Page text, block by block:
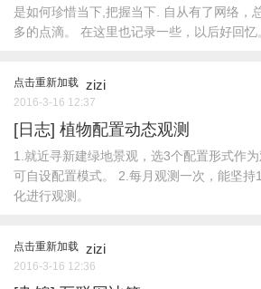
是如何珍惜当下,把握当下. 自从有了网络，
多的点滴。 在这里也记录一些，以后好回忆
点击重新加载 zizi
2016-3-16 12:37
[日志] 植物配置动态观测
1.就近寻新建绿地景观，选3个配置形式作为
可自设配置模式。 2.每月观测一次，能坚
化进行观测。
点击重新加载 zizi
2016-3-16 12:36